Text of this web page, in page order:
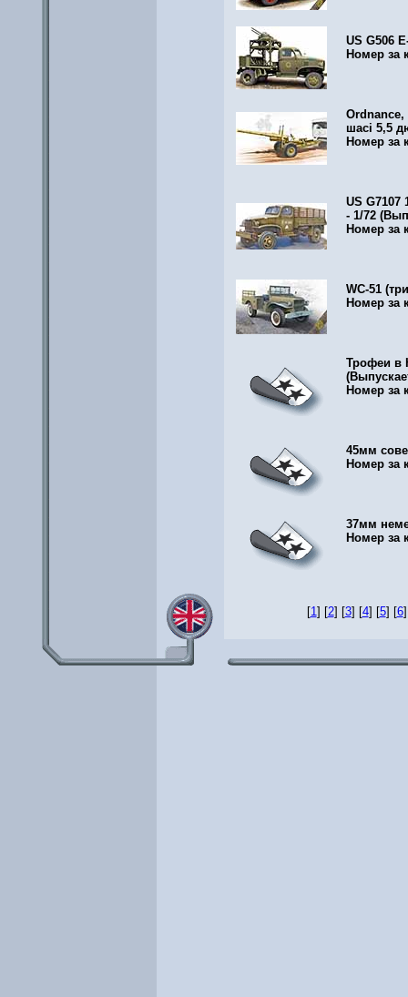
US G506
Номер за
шасі 5,5
Номер за
US
- 1/72
Номер за
WC-51
Номер за
Трофеи в
Номер за
45мм
Номер за
37мм
Номер за
[1] [2] [3] [4] [5] [6